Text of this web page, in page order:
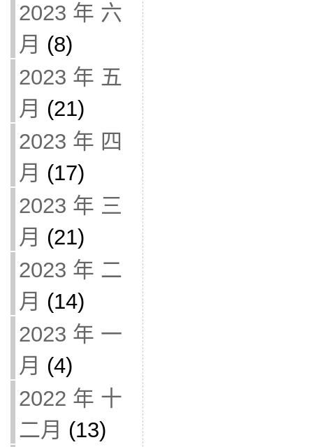
2023 年 六
月 (8)
2023 年 五
月 (21)
2023 年 四
月 (17)
2023 年 三
月 (21)
2023 年 二
月 (14)
2023 年 一
月 (4)
2022 年 十
二月 (13)